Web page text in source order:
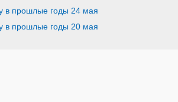
в прошлые годы 24 мая
в прошлые годы 20 мая